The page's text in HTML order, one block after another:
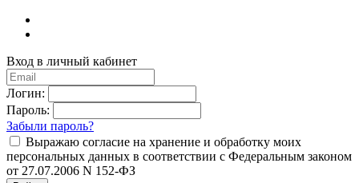
Вход в личный кабинет
Логин:
Пароль:
Забыли пароль?
Выражаю согласие на хранение и обработку моих
персональных данных в соответствии с Федеральным законом
от 27.07.2006 N 152-ФЗ